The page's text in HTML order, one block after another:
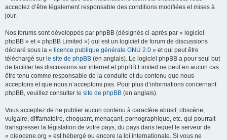
acceptez d’être légalement responsable des conditions modifiées et mises à
jour.
Nos forums sont développés par phpBB (désignés ci-après par « logiciel
phpBB » et « phpBB Limited ») qui est un logiciel de forum de discussions
déclaré sous la « licence publique générale GNU 2.0 » et qui peut être
téléchargé sur le site de phpBB (en anglais). Le logiciel phpBB a pour seul but
de faciliter les discussions sur internet et phpBB Limited ne peut en aucun cas
être tenu comme responsable de la conduite et du contenu que nous
acceptons et que nous n’acceptons pas. Pour plus d’informations concernant
phpBB, veuillez consulter le site de phpBB (en anglais).
Vous acceptez de ne publier aucun contenu à caractère abusif, obscène,
vulgaire, diffamatoire, choquant, menaçant, pornographique, etc. qui pourrait
transgresser la législation de votre pays, du pays dans lequel le serveur de
« oleocene.org » est hébergé ou encore la loi internationale. Si vous ne